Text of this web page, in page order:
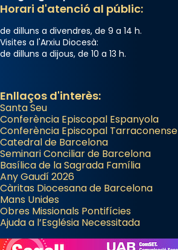
Horari d'atenció al públic:
de dilluns a divendres, de 9 a 14 h.
Visites a l'Arxiu Diocesà:
de dilluns a dijous, de 10 a 13 h.
Enllaços d'interès:
Santa Seu
Conferència Episcopal Espanyola
Conferència Episcopal Tarraconense
Catedral de Barcelona
Seminari Conciliar de Barcelona
Basílica de la Sagrada Família
Any Gaudí 2026
Càritas Diocesana de Barcelona
Mans Unides
Obres Missionals Pontifícies
Ajuda a l’Església Necessitada